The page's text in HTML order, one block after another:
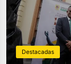
Destacadas